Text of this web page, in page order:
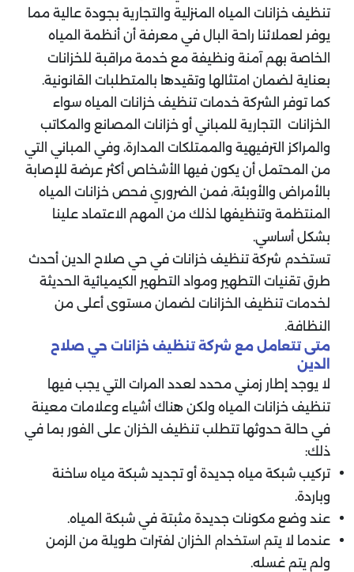
تنظيف خزانات المياه المنزلية والتجارية بجودة عالية مما
يوفر لعملائنا راحة البال في معرفة أن أنظمة المياه
الخاصة بهم آمنة ونظيفة مع خدمة مراقبة للخزانات
بعناية لضمان امتثالها وتقيدها بالمتطلبات القانونية.
كما توفر الشركة خدمات تنظيف خزانات المياه سواء
الخزانات التجارية للمباني أو خزانات المصانع والمكاتب
والمراكز الترفيهية والممتلكات المدارة، وفي المباني التي
من المحتمل أن يكون فيها الأشخاص أكثر عرضة للإصابة
بالأمراض والأوبئة، فمن الضروري فحص خزانات المياه
المنتظمة وتنظيفها لذلك من المهم الاعتماد علينا
بشكل أساسي.
تستخدم شركة تنظيف خزانات في حي صلاح الدين أحدث
طرق تقنيات التطهير ومواد التطهير الكيميائية الحديثة
لخدمات تنظيف الخزانات لضمان مستوى أعلى من
النظافة.
متى تتعامل مع شركة تنظيف خزانات حي صلاح
الدين
لا يوجد إطار زمني محدد لعدد المرات التي يجب فيها
تنظيف خزانات المياه ولكن هناك أشياء وعلامات معينة
في حالة حدوثها تتطلب تنظيف الخزان على الفور بما في
ذلك:
تركيب شبكة مياه جديدة أو تجديد شبكة مياه ساخنة
وباردة.
عند وضع مكونات جديدة مثبتة في شبكة المياه.
عندما لا يتم استخدام الخزان لفترات طويلة من الزمن
ولم يتم غسله.